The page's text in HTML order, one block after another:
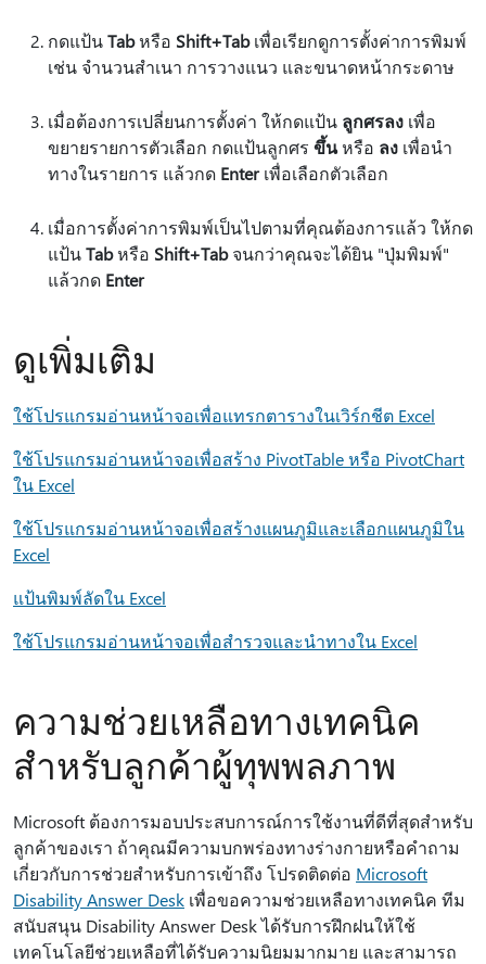
กดแป้นTabหรือ Shift+Tabเพื่อเรียกดูการตั้งค่าการพิมพ์
เช่น จํานวนสําเนา การวางแนว และขนาดหน้ากระดาษ
เมื่อต้องการเปลี่ยนการตั้งค่า ให้กดแป้น ลูกศรลง เพื่อ
ขยายรายการตัวเลือก กดแป้นลูกศร ขึ้นหรือ ลง เพื่อนํา
ทางในรายการ แล้วกด Enterเพื่อเลือกตัวเลือก
เมื่อการตั้งค่าการพิมพ์เป็นไปตามที่คุณต้องการแล้ว ให้กด
แป้นTabหรือ Shift+Tabจนกว่าคุณจะได้ยิน "ปุ่มพิมพ์"
แล้วกด Enter
ดูเพิ่มเติม
ใช้โปรแกรมอ่านหน้าจอเพื่อแทรกตารางในเวิร์กชีต Excel
ใช้โปรแกรมอ่านหน้าจอเพื่อสร้าง PivotTable หรือ PivotChart
ใน Excel
ใช้โปรแกรมอ่านหน้าจอเพื่อสร้างแผนภูมิและเลือกแผนภูมิใน
Excel
แป้นพิมพ์ลัดใน Excel
ใช้โปรแกรมอ่านหน้าจอเพื่อสำรวจและนำทางใน Excel
ความช่วยเหลือทางเทคนิค
สำหรับลูกค้าผู้ทุพพลภาพ
Microsoft ต้องการมอบประสบการณ์การใช้งานที่ดีที่สุดสำหรับ
ลูกค้าของเรา ถ้าคุณมีความบกพร่องทางร่างกายหรือคําถาม
เกี่ยวกับการช่วยสําหรับการเข้าถึง โปรดติดต่อ Microsoft
Disability Answer Desk เพื่อขอความช่วยเหลือทางเทคนิค ทีม
สนับสนุน Disability Answer Desk ได้รับการฝึกฝนให้ใช้
เทคโนโลยีช่วยเหลือที่ได้รับความนิยมมากมาย และสามารถ